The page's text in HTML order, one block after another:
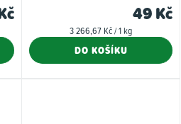
49 Kč
Měrná
3 266,67 Kč / 1 kg
DO KOŠÍKU